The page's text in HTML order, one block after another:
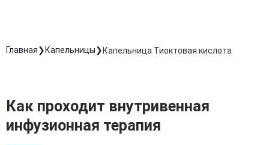
Главная Капельницы Капельница Тиоктовая кислота
Как проходит внутривенная
инфузионная терапия